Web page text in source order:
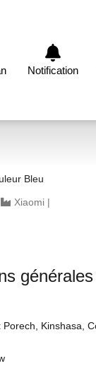
Notification
Bleu
Xiaomi |
générales
Porech, Kinshasa,